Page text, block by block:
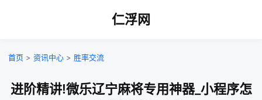
仁浮网
首页 > 资讯中心 > 胜率交流
进阶精讲!微乐辽宁麻将专用神器_小程序怎